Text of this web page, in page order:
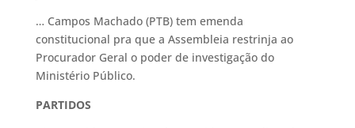
… Campos Machado (PTB) tem emenda
constitucional pra que a Assembleia restrinja ao
Procurador Geral o poder de investigação do
Ministério Público.
PARTIDOS